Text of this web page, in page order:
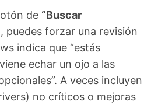
de “Buscar
, puedes forzar una revisión
indica que “estás
echar un ojo a las
A veces incluyen
no críticos o mejoras